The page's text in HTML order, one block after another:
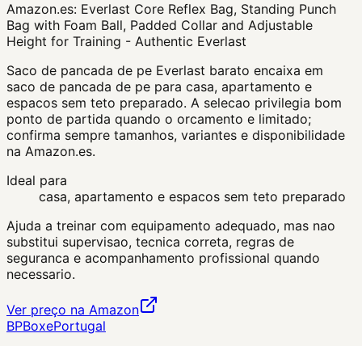
Amazon.es: Everlast Core Reflex Bag, Standing Punch
Bag with Foam Ball, Padded Collar and Adjustable
Height for Training - Authentic Everlast
Saco de pancada de pe Everlast barato encaixa em
saco de pancada de pe para casa, apartamento e
espacos sem teto preparado. A selecao privilegia bom
ponto de partida quando o orcamento e limitado;
confirma sempre tamanhos, variantes e disponibilidade
na Amazon.es.
Ideal para
casa, apartamento e espacos sem teto preparado
Ajuda a treinar com equipamento adequado, mas nao
substitui supervisao, tecnica correta, regras de
seguranca e acompanhamento profissional quando
necessario.
Ver preço na Amazon
BPBoxePortugal